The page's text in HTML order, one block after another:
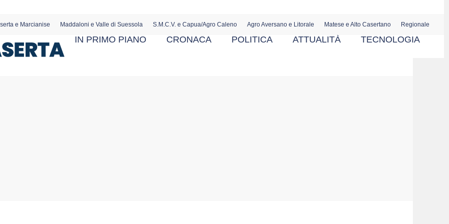
e Marcianise Maddaloni e Valle di Suessola S.M.C.V. e Capua/Agro Caleno Agro Aversano e Litorale Matese e Alto Casertano Regionale
IN PRIMO PIANO CRONACA POLITICA ATTUALITÀ TECNOLOGIA